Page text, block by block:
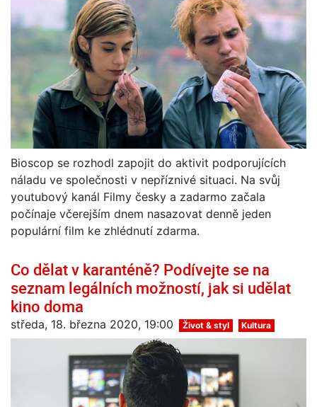
Bioscop se rozhodl zapojit do aktivit podporujících
náladu ve společnosti v nepříznivé situaci. Na svůj
youtubový kanál Filmy česky a zadarmo začala
počínaje včerejším dnem nasazovat denně jeden
populární film ke zhlédnutí zdarma.
Co dělat v karanténě? Podívejte se na
seznam legálních možností, jak si udělat
kino doma
středa, 18. března 2020, 19:00 Život & styl Kultura